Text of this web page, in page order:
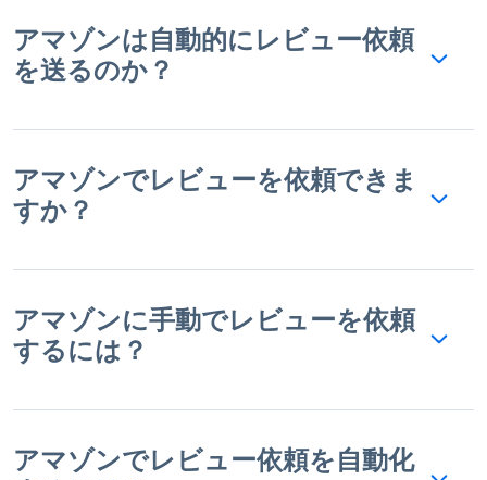
アマゾンは自動的にレビュー依頼
を送るのか？
アマゾンでレビューを依頼できま
すか？
アマゾンに手動でレビューを依頼
するには？
アマゾンでレビュー依頼を自動化